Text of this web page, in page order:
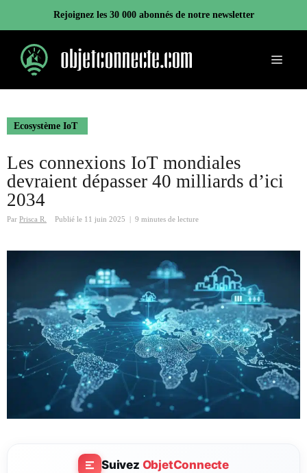
contenu
Rejoignez les 30 000 abonnés de notre newsletter
Menu
Ecosystème IoT
Les connexions IoT mondiales
devraient dépasser 40 milliards d’ici
2034
Par Prisca R. Publié le 11 juin 2025 9 minutes de lecture
Suivez ObjetConnecte